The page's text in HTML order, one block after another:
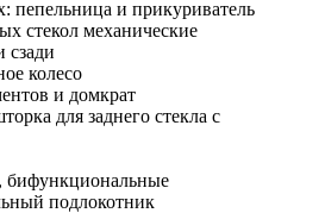
пепельница и прикуриватель
стекол механические
сзади
колесо
и домкрат
для заднего стекла с
подлокотник